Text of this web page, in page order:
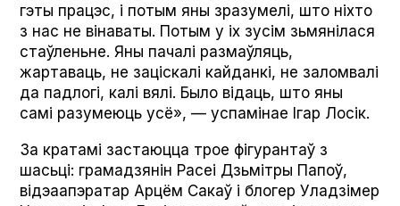
гэты працэс, і потым яны зразумелі, што ніхто
з нас не вінаваты. Потым у іх зусім зьмянілася
стаўленьне. Яны пачалі размаўляць,
жартаваць, не заціскалі кайданкі, не заломвалі
да падлогі, калі вялі. Было відаць, што яны
самі разумеюць усё», — успамінае Ігар Лосік.
За кратамі застаюцца трое фігурантаў з
шасьці: грамадзянін Расеі Дзьмітры Папоў,
відэаапэратар Арцём Сакаў і блогер Уладзімер